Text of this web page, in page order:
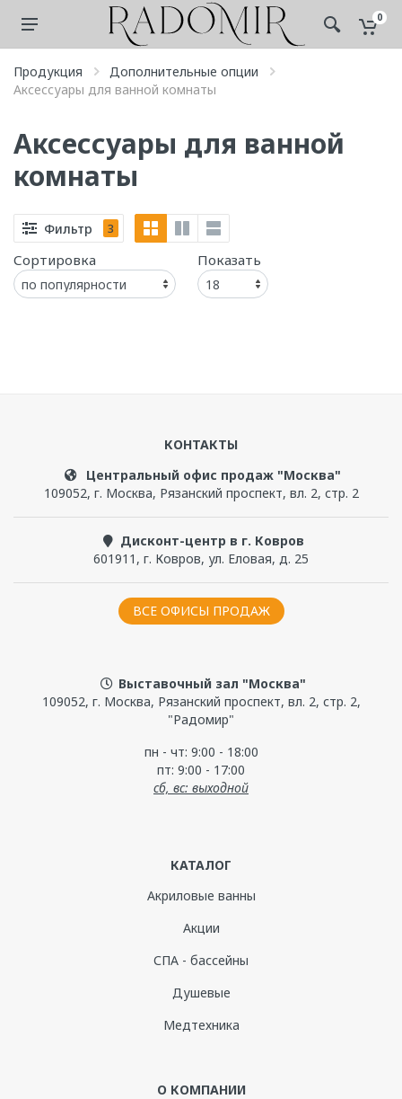
0
Продукция
Дополнительные опции
Аксессуары для ванной комнаты
Аксессуары для ванной
комнаты
Фильтр 3
Сортировка Показать
КОНТАКТЫ
Центральный офис продаж "Москва"
109052, г. Москва, Рязанский проспект, вл. 2, стр. 2
Дисконт-центр в г. Ковров
601911 , г. Ковров, ул. Еловая, д. 25
ВСЕ ОФИСЫ ПРОДАЖ
Выставочный зал "Москва"
109052, г. Москва, Рязанский проспект, вл. 2, стр. 2,
"Радомир"
пн - чт: 9:00 - 18:00
пт: 9:00 - 17:00
сб, вс: выходной
КАТАЛОГ
Акриловые ванны
Акции
СПА - бассейны
Душевые
Медтехника
О КОМПАНИИ